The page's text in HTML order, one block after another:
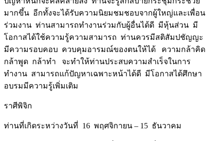
มากขึ้น อีกทั้งจะได้รับความนิยมชมชอบจากผู้ใหญ่และเพื่อน
ร่วมงาน ท่านสามารถทำงานร่วมกับผู้อื่นได้ดี มีหุ้นส่วน มี
โอกาสได้ใช้ความรู้ความสามารถ ท่านควรมีสติสัมปชัญญะ
มีความรอบคอบ ควบคุมอารมณ์ของตนให้ได้ ความกล้าคิด
กล้าพูด กล้าทำ จะทำให้ท่านประสบความสำเร็จในการ
ทำงาน สามารถแก้ปัญหาเฉพาะหน้าได้ดี มีโอกาสได้ศึกษา
อบรมมีความรู้เพิ่มเติม
ราศีพิจิก
ท่านที่เกิดระหว่างวันที่ 16 พฤศจิกายน – 15 ธันวาคม